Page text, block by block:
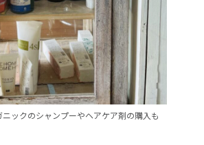
ニックのシャンプーやヘアケア剤の購入も